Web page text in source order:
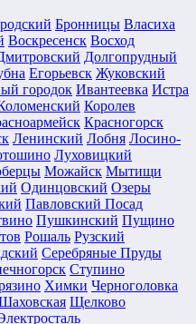
Бронницы Власиха
Воскресенск Восход
Долгопрудный
Егорьевск Жуковский
городок Ивантеевка Истра
Королев
Красногорск
Ленинский Лобня Лосино-
Луховицкий
Можайск Мытищи
Одинцовский Озеры
Павловский Посад
Пушкинский Пущино
Рошаль Рузский
Серебряные Пруды
Ступино
Химки Черноголовка
Щелково